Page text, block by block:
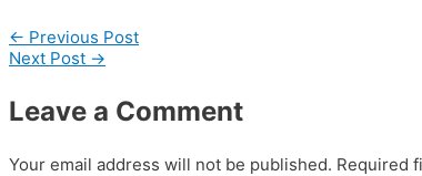
← Previous Post
Next Post →
Leave a Comment
Your email address will not be published. Required